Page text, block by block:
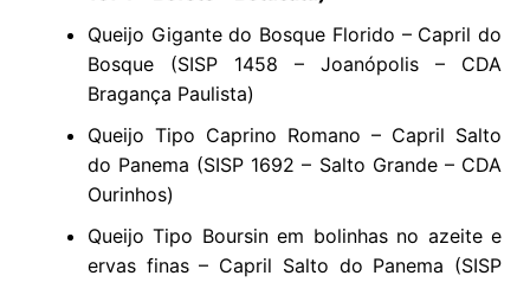
Queijo Gigante do Bosque Florido – Capril do
Bosque (SISP 1458 – Joanópolis – CDA
Bragança Paulista)
Queijo Tipo Caprino Romano – Capril Salto
do Panema (SISP 1692 – Salto Grande – CDA
Ourinhos)
Queijo Tipo Boursin em bolinhas no azeite e
ervas finas – Capril Salto do Panema (SISP